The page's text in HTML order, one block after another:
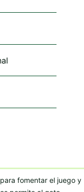
opciones
elegir
página
fomentar el juego y